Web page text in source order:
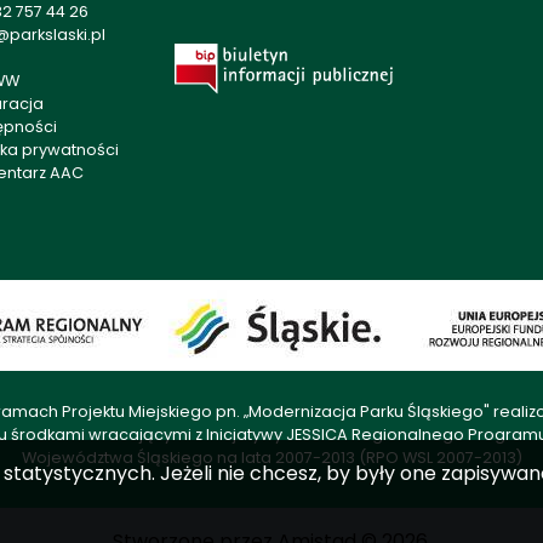
757 44 26
prywatności
AAC
Projektu Miejskiego pn. „Modernizacja Parku Śląskiego"
wracającymi z Inicjatywy JESSICA Regionalnego
Województwa Śląskiego na lata 2007-2013 (RPO WSL 2007-2013)
Jeżeli nie chcesz, by były one